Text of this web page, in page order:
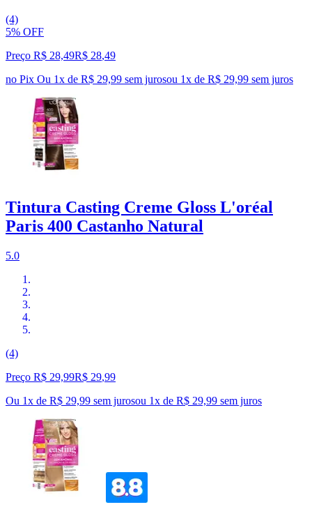
(4)
5% OFF
Preço R$ 28,49R$ 28,49
no Pix Ou 1x de R$ 29,99 sem jurosou 1x de R$ 29,99 sem juros
Tintura Casting Creme Gloss L'oréal
Paris 400 Castanho Natural
5.0
(4)
Preço R$ 29,99R$ 29,99
Ou 1x de R$ 29,99 sem jurosou 1x de R$ 29,99 sem juros